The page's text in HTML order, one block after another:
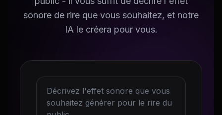
sonore de rire que vous souhaitez, et notre
IA le créera pour vous.